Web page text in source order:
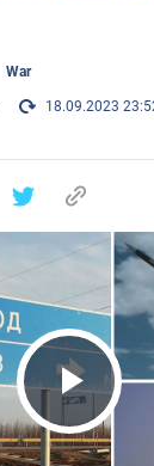
War
18.09.2023
Play